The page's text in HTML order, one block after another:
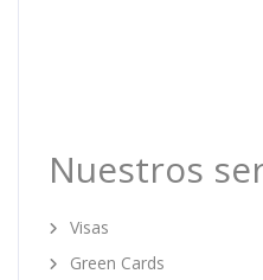
Nuestros
Visas
Green Cards